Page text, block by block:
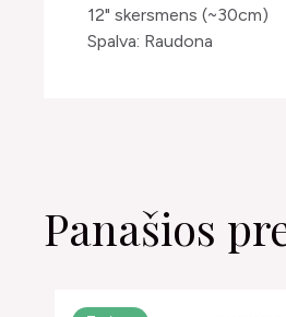
12" skersmens (~30cm)
Spalva: Raudona
Panašios